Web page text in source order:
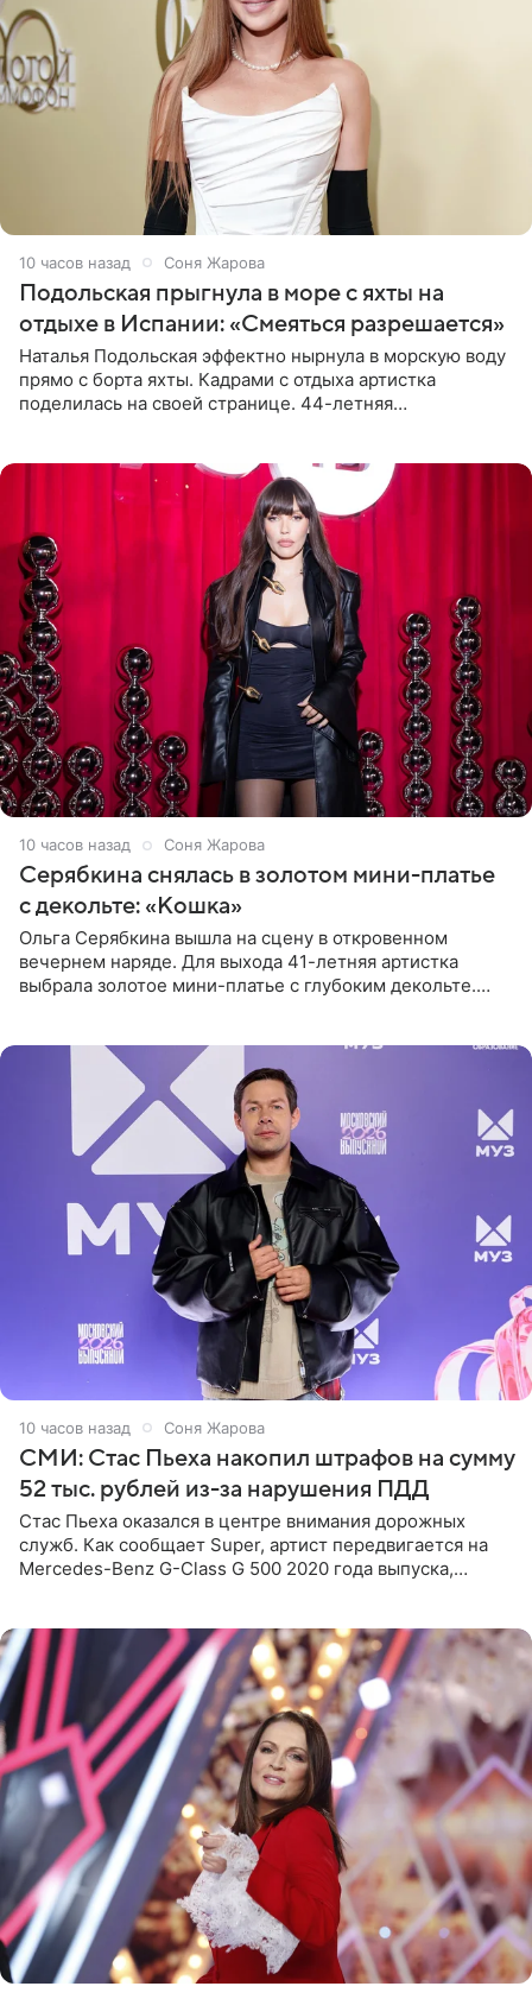
10 часов назад Соня Жарова
Подольская прыгнула в море с яхты на
отдыхе в Испании: «Смеяться разрешается»
Наталья Подольская эффектно нырнула в морскую воду
прямо с борта яхты. Кадрами с отдыха артистка
поделилась на своей странице. 44-летняя
10 часов назад Соня Жарова
Серябкина снялась в золотом мини-платье
с декольте: «Кошка»
Ольга Серябкина вышла на сцену в откровенном
вечернем наряде. Для выхода 41-летняя артистка
выбрала золотое мини-платье с глубоким декольте.
10 часов назад Соня Жарова
СМИ: Стас Пьеха накопил штрафов на сумму
52 тыс. рублей из-за нарушения ПДД
Стас Пьеха оказался в центре внимания дорожных
служб. Как сообщает Super, артист передвигается на
Mercedes-Benz G-Class G 500 2020 года выпуска,